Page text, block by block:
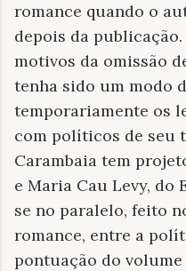
romance quando o
depois da
motivos da omissão
tenha sido um modo
temporariamente os
com políticos de seu
Carambaia tem
e Maria Cau Levy, do
se no paralelo, feito
romance, entre a
pontuação do